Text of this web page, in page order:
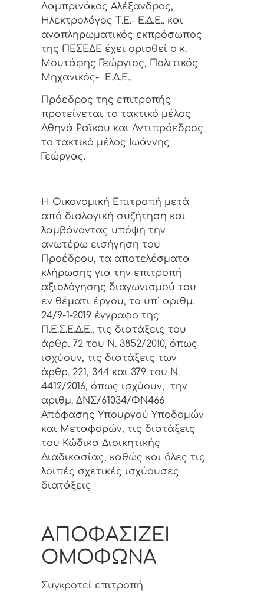
Λαμπρινάκος Αλέξανδρος,
Ηλεκτρολόγος Τ.Ε.- Ε.Δ.Ε.. και
αναπληρωματικός εκπρόσωπος
της ΠΕΣΕΔΕ έχει ορισθεί ο κ.
Μουτάφης Γεώργιος, Πολιτικός
Μηχανικός- Ε.Δ.Ε..
Πρόεδρος της επιτροπής
προτείνεται το τακτικό μέλος
Αθηνά Ραϊκου και Αντιπρόεδρος
το τακτικό μέλος Ιωάννης
Γεώργας.
Η Οικονομική Επιτρoπή μετά
από διαλoγική συζήτηση και
λαμβάνοντας υπόψη την
ανωτέρω εισήγηση του
Προέδρου, τα αποτελέσματα
κλήρωσης για την επιτροπή
αξιολόγησης διαγωνισμού του
εν θέματι έργου, το υπ΄ αριθμ.
24/9-1-2019 έγγραφο της
Π.Ε.Σ.Ε.Δ.Ε., τις διατάξεις του
άρθρ. 72 του Ν. 3852/2010, όπως
ισχύουν, τις διατάξεις των
άρθρ. 221, 344 και 379 του Ν.
4412/2016, όπως ισχύουν, την
αριθμ. ΔΝΣ/61034/ΦΝ466
Απόφασης Υπουργού Υποδομών
και Μεταφορών, τις διατάξεις
του Κώδικα Διοικητικής
Διαδικασίας, καθώς και όλες τις
λοιπές σχετικές ισχύουσες
διατάξεις
ΑΠΟΦΑΣΙΖΕΙ
ΟΜΟΦΩΝΑ
Συγκρoτεί επιτροπή